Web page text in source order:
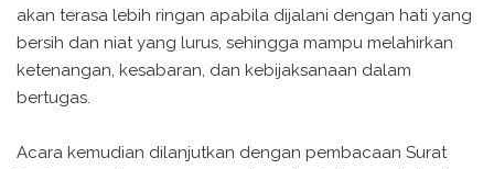
akan terasa lebih ringan apabila dijalani dengan hati yang
bersih dan niat yang lurus, sehingga mampu melahirkan
ketenangan, kesabaran, dan kebijaksanaan dalam
bertugas.
Acara kemudian dilanjutkan dengan pembacaan Surat